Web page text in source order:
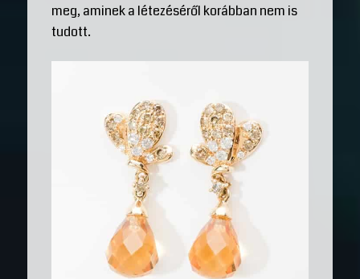
meg, aminek a létezéséről korábban nem is
tudott.